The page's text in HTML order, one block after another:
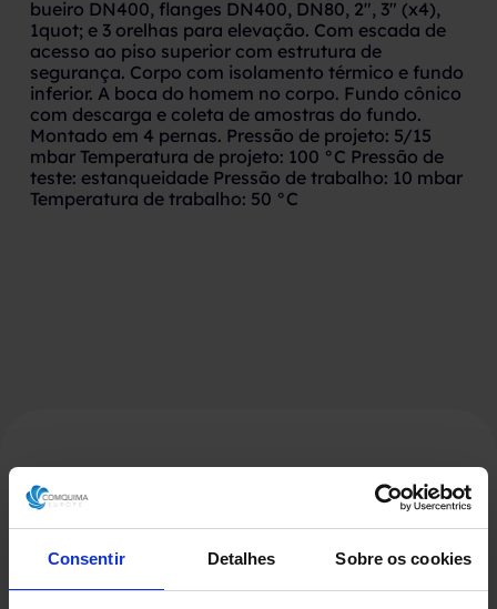
Consentir Detalhes Sobre os cookies
bueiro DN400, flanges DN400, DN80, 2", 3" (x4),
1quot; e 3 orelhas para elevação. Com escada de
acesso ao piso superior com estrutura de
segurança. Corpo com isolamento térmico e fundo
inferior. A boca do homem no corpo. Fundo cônico
com descarga e coleta de amostras do fundo.
Montado em 4 pernas. Pressão de projeto: 5/15
mbar Temperatura de projeto: 100 °C Pressão de
teste: estanqueidade Pressão de trabalho: 10 mbar
Temperatura de trabalho: 50 °C
Produtos Relacionados